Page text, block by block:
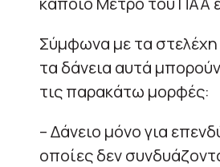
Σύμφωνα με τα
τα δάνεια αυτά
τις παρακάτω μορφές:
– Δάνειο μόνο για
οποίες δεν